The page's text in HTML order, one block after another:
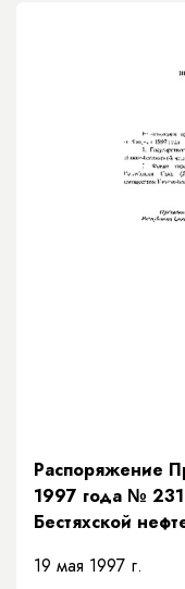
Распоряжение
1997 года №
Бестяхской
19 мая 1997 г.